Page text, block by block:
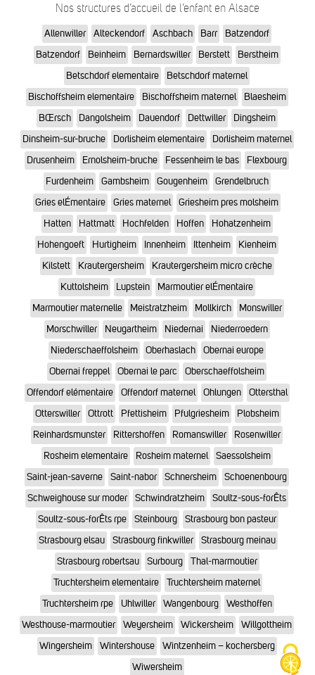
Nos structures d’accueil de l’enfant en Alsace
Allenwiller Alteckendorf Aschbach Barr
Batzendorf
Batzendorf
Beinheim Bernardswiller Berstett
Berstheim
Betschdorf elementaire
Betschdorf maternel
Bischoffsheim elementaire
Bischoffsheim maternel
Blaesheim
BŒrsch
Dangolsheim Dauendorf Dettwiller
Dingsheim
Dinsheim-sur-bruche
Dorlisheim elementaire
Dorlisheim maternel
Drusenheim
Ernolsheim-bruche Fessenheim le bas
Flexbourg
Furdenheim
Gambsheim Gougenheim
Grendelbruch
Gries elÉmentaire
Gries maternel
Griesheim pres molsheim
Hatten
Hattmatt Hochfelden Hoffen
Hohatzenheim
Hohengoeft
Hurtigheim Innenheim Ittenheim
Kienheim
Kilstett
Krautergersheim
Krautergersheim micro crèche
Kuttolsheim
Lupstein
Marmoutier elÉmentaire
Marmoutier maternelle
Meistratzheim Mollkirch
Monswiller
Morschwiller
Neugartheim Niedernai
Niederroedern
Niederschaeffolsheim
Oberhaslach
Obernai europe
Obernai freppel
Obernai le parc
Oberschaeffolsheim
Offendorf elémentaire
Offendorf maternel Ohlungen
Ottersthal
Otterswiller
Ottrott Pfettisheim Pfulgriesheim
Plobsheim
Reinhardsmunster
Rittershoffen Romanswiller
Rosenwiller
Rosheim elementaire
Rosheim maternel
Saessolsheim
Saint-jean-saverne
Saint-nabor Schnersheim
Schoenenbourg
Schweighouse sur moder
Schwindratzheim
Soultz-sous-forÊts
Soultz-sous-forÊts rpe
Steinbourg
Strasbourg bon pasteur
Strasbourg elsau
Strasbourg finkwiller
Strasbourg meinau
Strasbourg robertsau
Surbourg
Thal-marmoutier
Truchtersheim elementaire
Truchtersheim maternel
Truchtersheim rpe
Uhlwiller Wangenbourg
Westhoffen
Westhouse-marmoutier
Weyersheim Wickersheim
Willgottheim
Wingersheim
Wintershouse
Wintzenheim – kochersberg
Wiwersheim